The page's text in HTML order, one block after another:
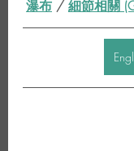
瀑布 / 細節相關